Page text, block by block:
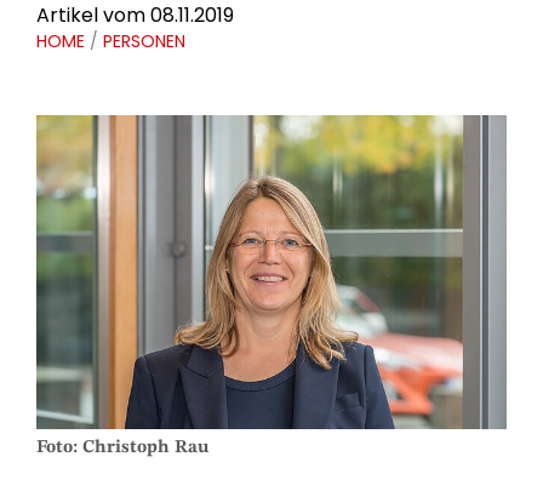
Artikel vom 08.11.2019
HOME / PERSONEN
Foto: Christoph Rau